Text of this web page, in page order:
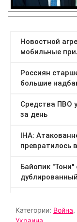
Категории: Война,